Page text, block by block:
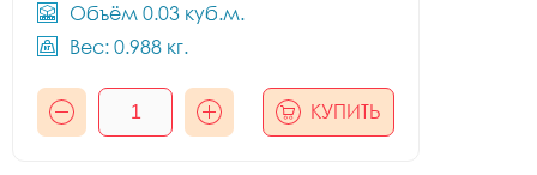
Объём 0.03 куб.м.
Вес: 0.988 кг.
КУПИТЬ